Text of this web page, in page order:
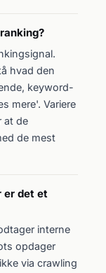
hvad den
keyword-
mere'. Variere
at de
de mest
er det et
interne
opdager
via crawling